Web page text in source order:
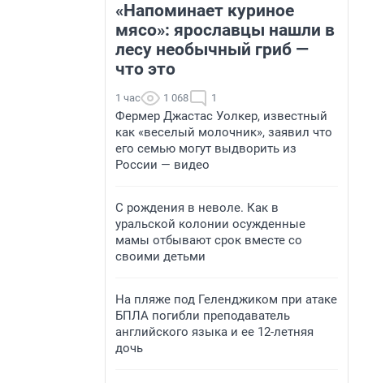
«Напоминает куриное
мясо»: ярославцы нашли в
лесу необычный гриб —
что это
1 час 1 068 1
Фермер Джастас Уолкер, известный
как «веселый молочник», заявил что
его семью могут выдворить из
России — видео
С рождения в неволе. Как в
уральской колонии осужденные
мамы отбывают срок вместе со
своими детьми
На пляже под Геленджиком при атаке
БПЛА погибли преподаватель
английского языка и ее 12-летняя
дочь